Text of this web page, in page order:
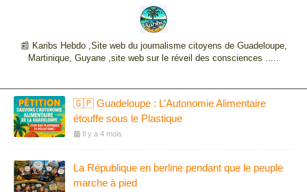
📰 Karibs Hebdo ,Site web du journalisme citoyens de Guadeloupe,
Martinique, Guyane ,site web sur le réveil des consciences .....
🇬🇵 Guadeloupe : L’Autonomie Alimentaire
étouffe sous le Plastique
Il y a 4 mois
La République en berline pendant que le peuple
marche à pied